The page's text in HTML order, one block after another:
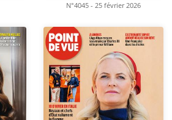
N°4045 - 25 février 2026